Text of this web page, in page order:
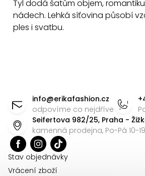
Tyl dodá šatům objem,
nádech. Lehká síťovina působí
ples i svatbu.
info@erikafashion.cz
odpovíme co nejdříve
Seifertova 982/25, Praha -
kamenná prodejna, Po-Pá 10-
Stav objednávky
Vrácení zboží